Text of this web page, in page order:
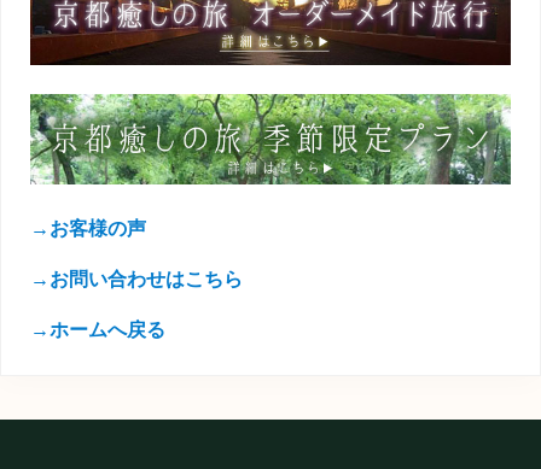
→お客様の声
→お問い合わせはこちら
→ホームへ戻る